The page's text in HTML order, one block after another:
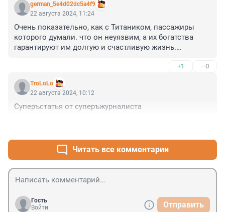
german_5e4d02dc5a4f9
22 августа 2024, 11:24
Очень показательно, как с Титаником, пассажиры
которого думали. что он неуязвим, а их богатства
гарантируют им долгую и счастливую жизнь.
+1 –0
TroLoLo
22 августа 2024, 10:12
Суперъстатья от суперъжурналиста
Читать все комментарии
Гость
Войти
Отправить